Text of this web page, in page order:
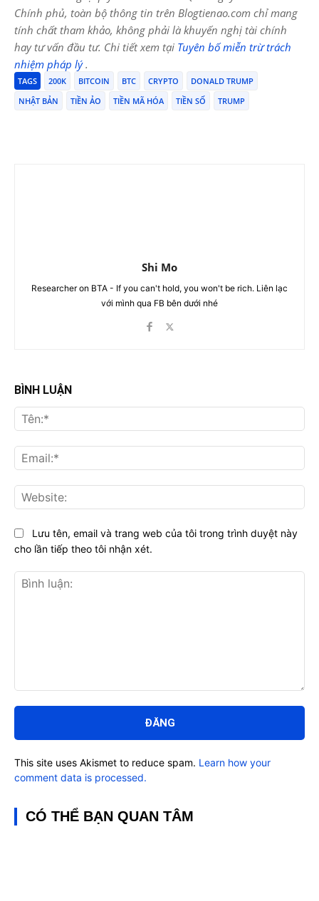
Chính phủ, toàn bộ thông tin trên Blogtienao.com chỉ mang
tính chất tham khảo, không phải là khuyến nghị tài chính
hay tư vấn đầu tư. Chi tiết xem tại Tuyên bố miễn trừ trách
nhiệm pháp lý.
TAGS 200K BITCOIN BTC CRYPTO
DONALD TRUMP
NHẬT BẢN
TIỀN ẢO TIỀN MÃ HÓA TIỀN SỐ TRUMP
Shi Mo
Researcher on BTA - If you can't hold, you won't be rich. Liên lạc
với mình qua FB bên dưới nhé
BÌNH LUẬN
luận:
Lưu tên, email và trang web của tôi trong trình duyệt này
cho lần tiếp theo tôi nhận xét.
This site uses Akismet to reduce spam. Learn how your
comment data is processed.
CÓ THỂ BẠN QUAN TÂM